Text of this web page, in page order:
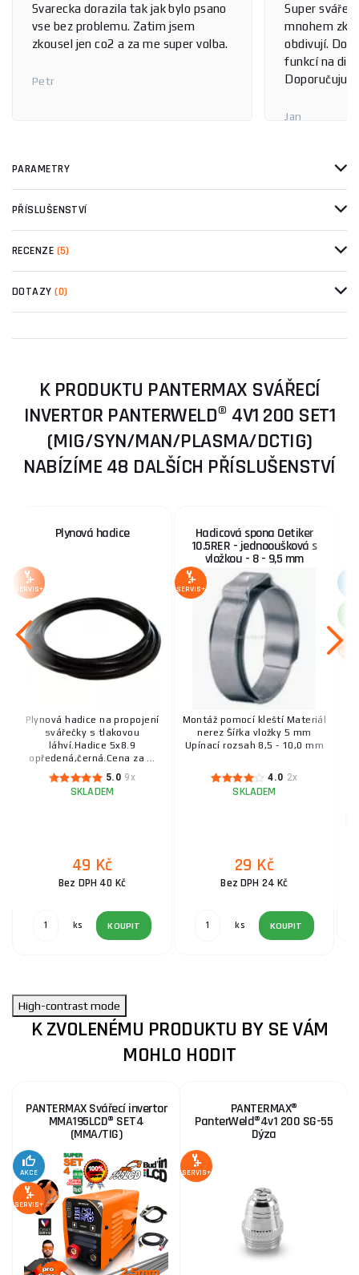
Svarecka dorazila tak jak bylo psano
vse bez problemu. Zatim jsem
zkousel jen co2 a za me super volba.
Petr
Super
mnohem
obdivují.
funkcí na
Doporučuju.
Jan
PARAMETRY
PŘÍSLUŠENSTVÍ
RECENZE (5)
DOTAZY(0)
K PRODUKTU PANTERMAX SVÁŘECÍ
INVERTOR PANTERWELD® 4V1 200 SET1
(MIG/SYN/MAN/PLASMA/DCTIG)
NABÍZÍME 48 DALŠÍCH PŘÍSLUŠENSTVÍ
Plynová hadice
SERVIS+
Plynová hadice na propojení
svářečky s tlakovou
láhví.Hadice 5x8.9
opředená,černá.Cena za ...
5.0 9x
SKLADEM
49 Kč
Bez DPH 40 Kč
ks KOUPIT
Hadicová spona Oetiker
10.5RER - jednooušková s
vložkou - 8 - 9,5 mm
SERVIS+
Montáž pomocí kleští Materiál
nerez Šířka vložky 5 mm
Upínací rozsah 8,5 - 10,0 mm
4.0 2x
SKLADEM
29 Kč
Bez DPH 24 Kč
ks KOUPIT
-51
High-contrast mode
K ZVOLENÉMU PRODUKTU BY SE VÁM
MOHLO HODIT
PANTERMAX Svářecí invertor
MMA195LCD® SET4
(MMA/TIG)
AKCE
SERVIS+
PANTERMAX®
PanterWeld®4v1 200 SG-55
Dýza
SERVIS+